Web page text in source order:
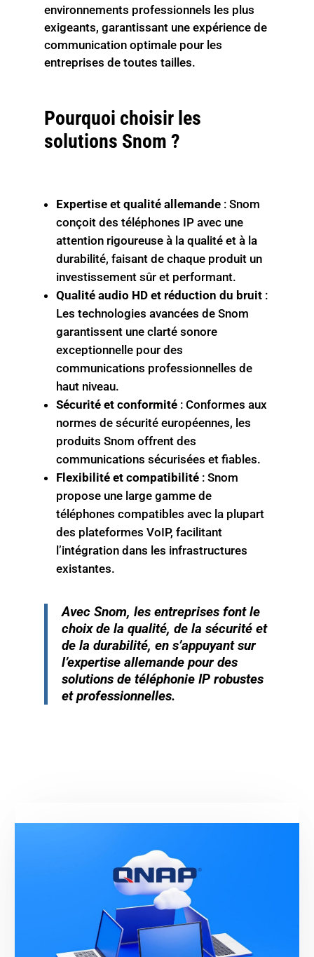
environnements professionnels les plus
exigeants, garantissant une expérience de
communication optimale pour les
entreprises de toutes tailles.
Pourquoi choisir les
solutions Snom ?
Expertise et qualité allemande: Snom
conçoit des téléphones IP avec une
attention rigoureuse à la qualité et à la
durabilité, faisant de chaque produit un
investissement sûr et performant.
Qualité audio HD et réduction du bruit:
Les technologies avancées de Snom
garantissent une clarté sonore
exceptionnelle pour des
communications professionnelles de
haut niveau.
Sécurité et conformité: Conformes aux
normes de sécurité européennes, les
produits Snom offrent des
communications sécurisées et fiables.
Flexibilité et compatibilité: Snom
propose une large gamme de
téléphones compatibles avec la plupart
des plateformes VoIP, facilitant
l’intégration dans les infrastructures
existantes.
Avec Snom, les entreprises font le
choix de la qualité, de la sécurité et
de la durabilité, en s’appuyant sur
l’expertise allemande pour des
solutions de téléphonie IP robustes
et professionnelles.